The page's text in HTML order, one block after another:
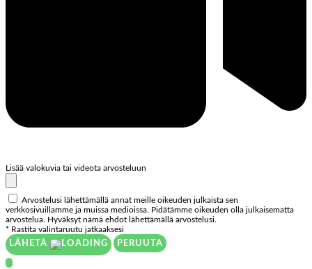
Lisää valokuvia tai videota arvosteluun
Arvostelusi lähettämällä annat meille oikeuden julkaista sen
verkkosivuillamme ja muissa medioissa. Pidätämme oikeuden olla julkaisematta
arvostelua. Hyväksyt nämä ehdot lähettämällä arvostelusi.
* Rastita valintaruutu jatkaaksesi
LÄHETÄ
PERUUTA